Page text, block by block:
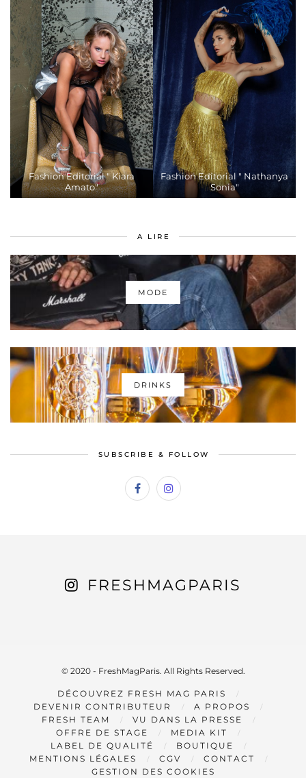
Fashion Editorial " Kiara
Amato"
Fashion Editorial " Nathanya
Sonia"
A LIRE
MODE
DRINKS
SUBSCRIBE & FOLLOW
FRESHMAGPARIS
© 2020 - FreshMagParis. All Rights Reserved.
DÉCOUVREZ FRESH MAG PARIS
DEVENIR CONTRIBUTEUR
A PROPOS
FRESH TEAM
VU DANS LA PRESSE
OFFRE DE STAGE
MEDIA KIT
LABEL DE QUALITÉ
BOUTIQUE
MENTIONS LÉGALES
CGV
CONTACT
GESTION DES COOKIES